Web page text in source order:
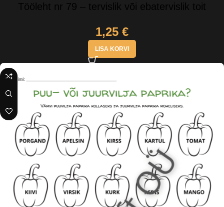
Tööleht nr 79 – tervislik või ebatervislik toit
1,25 €
LISA KORVI